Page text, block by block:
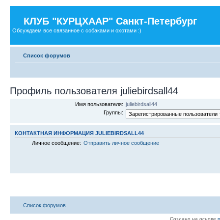
КЛУБ "КУРЦХААР" Санкт-Петербург
Обсуждаем все связанное с собаками и охотами :)
Список форумов
Профиль пользователя juliebirdsall44
Имя пользователя: juliebirdsall44
Группы:
КОНТАКТНАЯ ИНФОРМАЦИЯ JULIEBIRDSALL44
Личное сообщение: Отправить личное сообщение
Список форумов
Создано на основе